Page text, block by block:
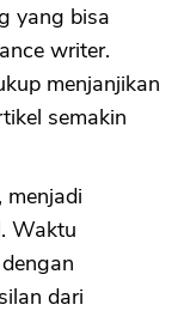
yang bisa
writer.
menjanjikan
semakin
menjadi
Waktu
dari